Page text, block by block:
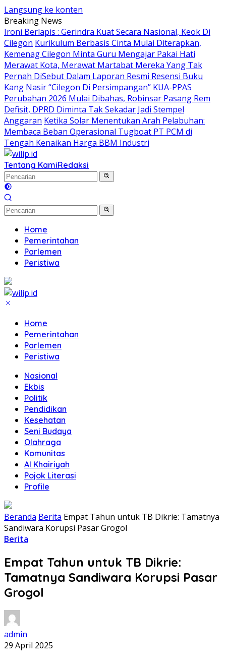
Langsung ke konten
Breaking News
Ironi Berlapis : Gerindra Kuat Secara Nasional, Keok Di
Cilegon Kurikulum Berbasis Cinta Mulai Diterapkan,
Kemenag Cilegon Minta Guru Mengajar Pakai Hati
Merawat Kota, Merawat Martabat Mereka Yang Tak
Pernah DiSebut Dalam Laporan Resmi Resensi Buku
Kang Nasir “Cilegon Di Persimpangan” KUA-PPAS
Perubahan 2026 Mulai Dibahas, Robinsar Pasang Rem
Defisit, DPRD Diminta Tak Sekadar Jadi Stempel
Anggaran Ketika Solar Menentukan Arah Pelabuhan:
Membaca Beban Operasional Tugboat PT PCM di
Tengah Kenaikan Harga BBM Industri
Tentang KamiRedaksi
Home
Pemerintahan
Parlemen
Peristiwa
Home
Pemerintahan
Parlemen
Peristiwa
Nasional
Ekbis
Politik
Pendidikan
Kesehatan
Seni Budaya
Olahraga
Komunitas
Al Khairiyah
Pojok Literasi
Profile
Beranda Berita Empat Tahun untuk TB Dikrie: Tamatnya
Sandiwara Korupsi Pasar Grogol
Berita
Empat Tahun untuk TB Dikrie:
Tamatnya Sandiwara Korupsi Pasar
Grogol
admin
29 April 2025